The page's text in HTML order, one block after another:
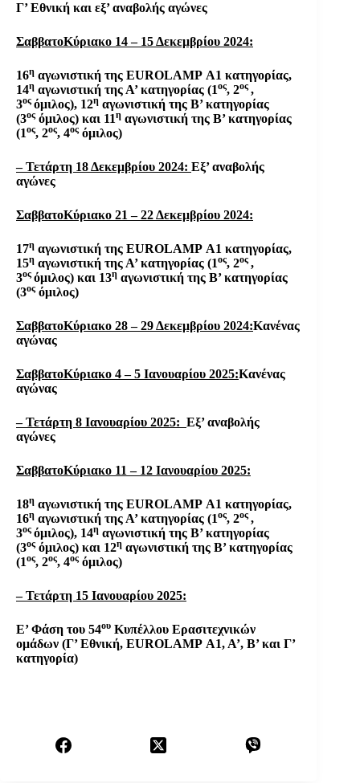
Γ’ Εθνική και εξ’ αναβολής αγώνες
ΣαββατοΚύριακο 14 – 15 Δεκεμβρίου 2024:
16η αγωνιστική της EUROLAMP Α1 κατηγορίας,
14η αγωνιστική της Α’ κατηγορίας (1ος, 2ος ,
3ος όμιλος), 12η αγωνιστική της Β’ κατηγορίας
(3ος όμιλος) και 11η αγωνιστική της Β’ κατηγορίας
(1ος, 2ος, 4ος όμιλος)
– Τετάρτη 18 Δεκεμβρίου 2024: Εξ’ αναβολής
αγώνες
ΣαββατοΚύριακο 21 – 22 Δεκεμβρίου 2024:
17η αγωνιστική της EUROLAMP Α1 κατηγορίας,
15η αγωνιστική της Α’ κατηγορίας (1ος, 2ος ,
3ος όμιλος) και 13η αγωνιστική της Β’ κατηγορίας
(3ος όμιλος)
ΣαββατοΚύριακο 28 – 29 Δεκεμβρίου 2024:Κανένας
αγώνας
ΣαββατοΚύριακο 4 – 5 Ιανουαρίου 2025:Κανένας
αγώνας
– Τετάρτη 8 Ιανουαρίου 2025: Εξ’ αναβολής
αγώνες
ΣαββατοΚύριακο 11 – 12 Ιανουαρίου 2025:
18η αγωνιστική της EUROLAMP Α1 κατηγορίας,
16η αγωνιστική της Α’ κατηγορίας (1ος, 2ος ,
3ος όμιλος), 14η αγωνιστική της Β’ κατηγορίας
(3ος όμιλος) και 12η αγωνιστική της Β’ κατηγορίας
(1ος, 2ος, 4ος όμιλος)
– Τετάρτη 15 Ιανουαρίου 2025:
Ε’ Φάση του 54ου Κυπέλλου Ερασιτεχνικών
ομάδων (Γ’ Εθνική, EUROLAMP Α1, Α’, Β’ και Γ’
κατηγορία)